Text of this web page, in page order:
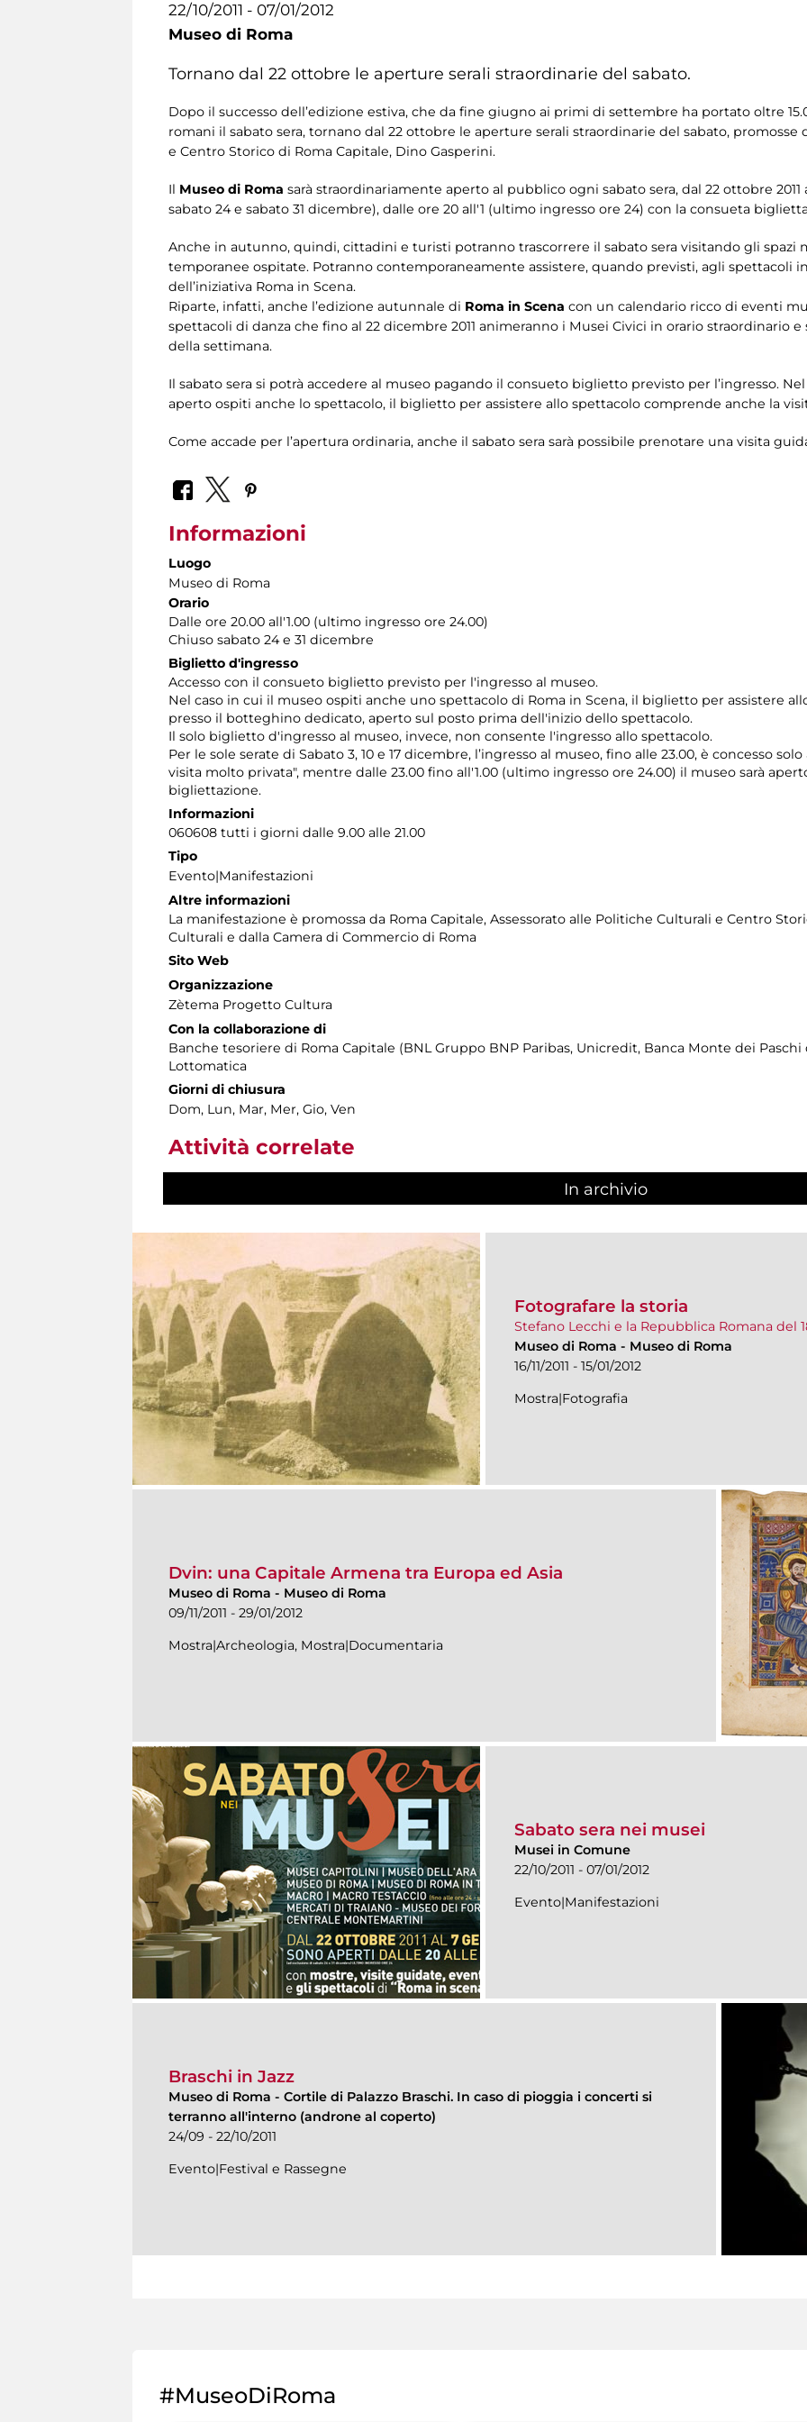
22/10/2011 - 07/01/2012
Museo di Roma
Tornano dal 22 ottobre le aperture serali straordinarie del sabato.
Dopo il successo dell’edizione estiva, che da fine giugno ai primi di settembre ha portato oltre
romani il sabato sera, tornano dal 22 ottobre le aperture serali straordinarie del sabato, promosse
e Centro Storico di Roma Capitale, Dino Gasperini.
Il Museo di Roma sarà straordinariamente aperto al pubblico ogni sabato sera, dal 22 ottobre 2011
sabato 24 e sabato 31 dicembre), dalle ore 20 all'1 (ultimo ingresso ore 24) con la consueta
Anche in autunno, quindi, cittadini e turisti potranno trascorrere il sabato sera visitando gli spazi
temporanee ospitate. Potranno contemporaneamente assistere, quando previsti, agli spettacoli
dell’iniziativa Roma in Scena.
Riparte, infatti, anche l’edizione autunnale di Roma in Scena con un calendario ricco di eventi
spettacoli di danza che fino al 22 dicembre 2011 animeranno i Musei Civici in orario straordinario
della settimana.
Il sabato sera si potrà accedere al museo pagando il consueto biglietto previsto per l’ingresso.
aperto ospiti anche lo spettacolo, il biglietto per assistere allo spettacolo comprende anche la
Come accade per l’apertura ordinaria, anche il sabato sera sarà possibile prenotare una visita
Informazioni
Luogo
Museo di Roma
Orario
Dalle ore 20.00 all'1.00 (ultimo ingresso ore 24.00)
Chiuso sabato 24 e 31 dicembre
Biglietto d'ingresso
Accesso con il consueto biglietto previsto per l'ingresso al museo.
Nel caso in cui il museo ospiti anche uno spettacolo di Roma in Scena, il biglietto per assistere
presso il botteghino dedicato, aperto sul posto prima dell'inizio dello spettacolo.
Il solo biglietto d'ingresso al museo, invece, non consente l'ingresso allo spettacolo.
Per le sole serate di Sabato 3, 10 e 17 dicembre, l’ingresso al museo, fino alle 23.00, è concesso
visita molto privata", mentre dalle 23.00 fino all'1.00 (ultimo ingresso ore 24.00) il museo sarà
bigliettazione.
Informazioni
060608 tutti i giorni dalle 9.00 alle 21.00
Tipo
Evento|Manifestazioni
Altre informazioni
La manifestazione è promossa da Roma Capitale, Assessorato alle Politiche Culturali e Centro
Culturali e dalla Camera di Commercio di Roma
Sito Web
Organizzazione
Zètema Progetto Cultura
Con la collaborazione di
Banche tesoriere di Roma Capitale (BNL Gruppo BNP Paribas, Unicredit, Banca Monte dei Paschi
Lottomatica
Giorni di chiusura
Dom, Lun, Mar, Mer, Gio, Ven
Attività correlate
In archivio
Fotografare la storia
Stefano Lecchi e la Repubblica Romana del
Museo di Roma - Museo di Roma
16/11/2011 - 15/01/2012
Mostra|Fotografia
Dvin: una Capitale Armena tra Europa ed Asia
Museo di Roma - Museo di Roma
09/11/2011 - 29/01/2012
Mostra|Archeologia, Mostra|Documentaria
Sabato sera nei musei
Musei in Comune
22/10/2011 - 07/01/2012
Evento|Manifestazioni
Braschi in Jazz
Museo di Roma - Cortile di Palazzo Braschi. In caso di pioggia i concerti si
terranno all'interno (androne al coperto)
24/09 - 22/10/2011
Evento|Festival e Rassegne
#MuseoDiRoma